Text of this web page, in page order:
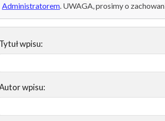
Administratorem . UWAGA, prosimy o
Tytuł wpisu:
wpisu: